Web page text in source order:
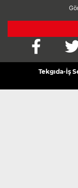
Tekgıda-İş